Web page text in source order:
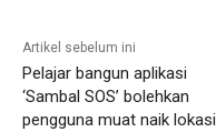
e
o
o
k
Artikel sebelum ini
Pelajar bangun aplikasi
‘Sambal SOS’ bolehkan
pengguna muat naik lokasi